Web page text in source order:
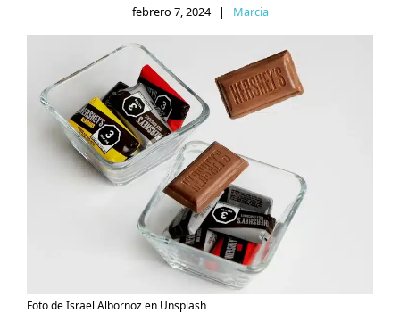
febrero 7, 2024 | Marcia
Foto de Israel Albornoz en Unsplash